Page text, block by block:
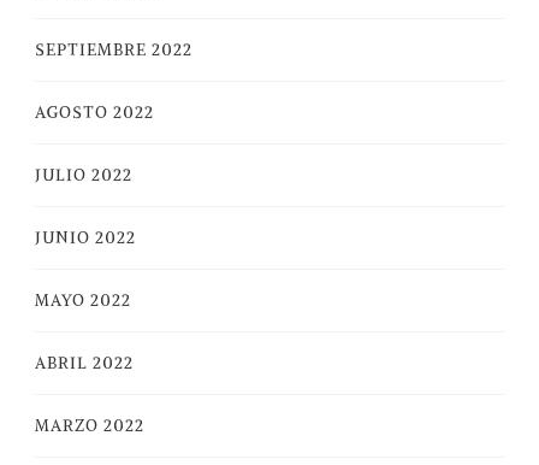
SEPTIEMBRE 2022
AGOSTO 2022
JULIO 2022
JUNIO 2022
MAYO 2022
ABRIL 2022
MARZO 2022